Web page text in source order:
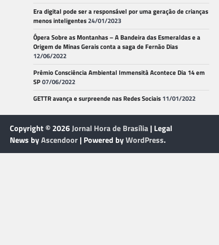
Era digital pode ser a responsável por uma geração de crianças
menos inteligentes24/01/2023
Ópera Sobre as Montanhas – A Bandeira das Esmeraldas e a
Origem de Minas Gerais conta a saga de Fernão Dias
12/06/2022
Prêmio Consciência Ambiental Immensità Acontece Dia 14 em
SP07/06/2022
GETTR avança e surpreende nas Redes Sociais 11/01/2022
Copyright © 2026Jornal Hora de Brasília | Legal
News byAscendoor | Powered byWordPress.